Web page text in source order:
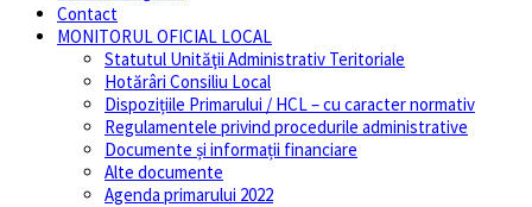
Contact
MONITORUL OFICIAL LOCAL
Statutul Unităţii Administrativ Teritoriale
Hotărâri Consiliu Local
Dispozițiile Primarului / HCL – cu caracter normativ
Regulamentele privind procedurile administrative
Documente și informații financiare
Alte documente
Agenda primarului 2022